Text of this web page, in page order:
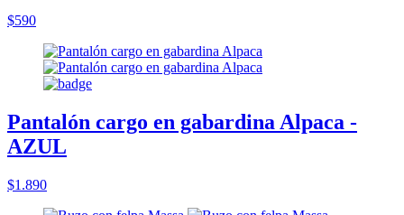
$590
Pantalón cargo en gabardina Alpaca -
AZUL
$1.890